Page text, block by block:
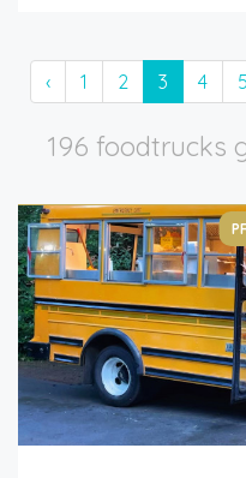
‹ 1 2 3 4 5
196 foodtrucks